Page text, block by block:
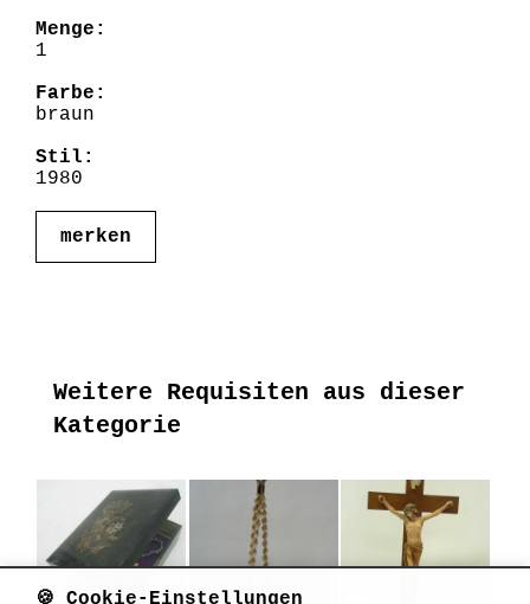
Menge:
1
Farbe:
braun
Stil:
1980
merken
Weitere Requisiten aus dieser
Kategorie
🍪 Cookie-Einstellungen